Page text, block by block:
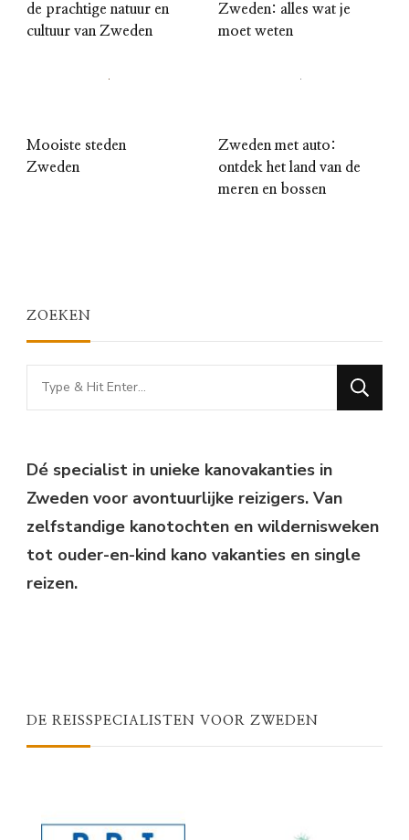
de prachtige natuur en
cultuur van Zweden
Zweden: alles wat je
moet weten
Mooiste steden
Zweden
Zweden met auto:
ontdek het land van de
meren en bossen
ZOEKEN
Looking
for
Dé specialist in unieke kanovakanties in
Zweden voor avontuurlijke reizigers. Van
zelfstandige kanotochten en wildernisweken
tot ouder-en-kind kano vakanties en single
reizen.
DE REISSPECIALISTEN VOOR ZWEDEN